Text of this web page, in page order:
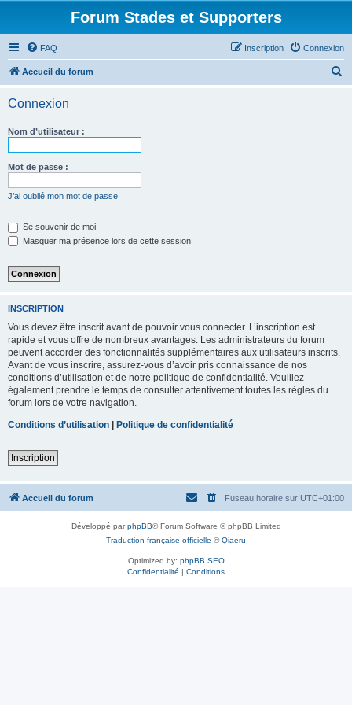
Forum Stades et Supporters
FAQ Connexion
Inscription
Accueil du forum
Connexion
Nom d’utilisateur :
Mot de passe :
J’ai oublié mon mot de passe
Se souvenir de moi
Masquer ma présence lors de cette session
INSCRIPTION
Vous devez être inscrit avant de pouvoir vous connecter. L’inscription est
rapide et vous offre de nombreux avantages. Les administrateurs du forum
peuvent accorder des fonctionnalités supplémentaires aux utilisateurs inscrits.
Avant de vous inscrire, assurez-vous d’avoir pris connaissance de nos
conditions d’utilisation et de notre politique de confidentialité. Veuillez
également prendre le temps de consulter attentivement toutes les règles du
forum lors de votre navigation.
Conditions d’utilisation | Politique de confidentialité
Inscription
Accueil du forum Fuseau horaire sur UTC+01:00
Développé parphpBB® Forum Software © phpBB Limited
Traduction française officielle ©Qiaeru
Optimized by: phpBB SEO
Confidentialité | Conditions